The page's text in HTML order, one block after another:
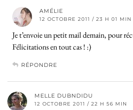
AMÉLIE
12 OCTOBRE 2011 / 23 H 01 MIN
Je t’envoie un petit mail demain, pour
Félicitations en tout cas ! :)
RÉPONDRE
MELLE DUBNDIDU
12 OCTOBRE 2011 / 22 H 56 MIN